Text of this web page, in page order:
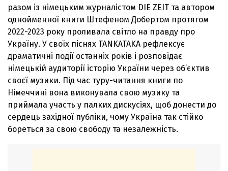
разом із німецьким журналістом DIE ZEIT та автором
однойменної книги Штефеном Добертом протягом
2022-2023 року проливала світло на правду про
Україну. У своїх піснях TANKATAKA рефлексує
драматичні події останніх років і розповідає
німецькій аудиторії історію України через об’єктив
своєї музики. Під час туру-читання книги по
Німеччині вона виконувала свою музику та
приймала участь у палких дискусіях, щоб донести до
сердець західної публіки, чому Україна так стійко
бореться за свою свободу та незалежність.